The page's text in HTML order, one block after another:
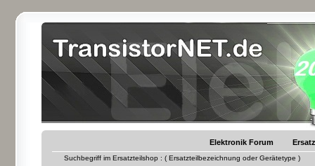
Elektronik Forum
Suchbegriff im Ersatzteilshop : ( Ersatzteilbezeichnung oder Gerätetype )